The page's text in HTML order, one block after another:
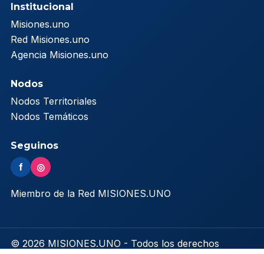
Institucional
Misiones.uno
Red Misiones.uno
Agencia Misiones.uno
Nodos
Nodos Territoriales
Nodos Temáticos
Seguinos
f ◎
Miembro de la Red MISIONES.UNO
© 2026 MISIONES.UNO - Todos los derechos